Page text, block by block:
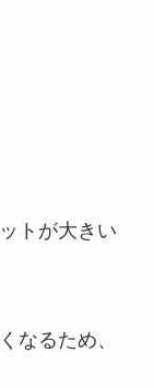
トが大きい
なるため、